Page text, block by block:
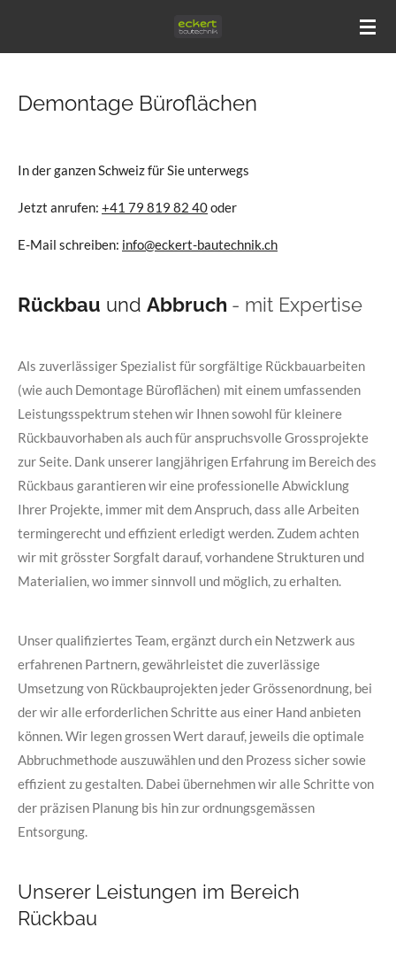
Demontage Büroflächen
In der ganzen Schweiz für Sie unterwegs
Jetzt anrufen: +41 79 819 82 40oder
E-Mail schreiben: info@eckert-bautechnik.ch
Rückbau und Abbruch - mit Expertise
Als zuverlässiger Spezialist für sorgfältige Rückbauarbeiten
(wie auch Demontage Büroflächen) mit einem umfassenden
Leistungsspektrum stehen wir Ihnen sowohl für kleinere
Rückbauvorhaben als auch für anspruchsvolle Grossprojekte
zur Seite. Dank unserer langjährigen Erfahrung im Bereich des
Rückbaus garantieren wir eine professionelle Abwicklung
Ihrer Projekte, immer mit dem Anspruch, dass alle Arbeiten
termingerecht und effizient erledigt werden. Zudem achten
wir mit grösster Sorgfalt darauf, vorhandene Strukturen und
Materialien, wo immer sinnvoll und möglich, zu erhalten.
Unser qualifiziertes Team, ergänzt durch ein Netzwerk aus
erfahrenen Partnern, gewährleistet die zuverlässige
Umsetzung von Rückbauprojekten jeder Grössenordnung, bei
der wir alle erforderlichen Schritte aus einer Hand anbieten
können. Wir legen grossen Wert darauf, jeweils die optimale
Abbruchmethode auszuwählen und den Prozess sicher sowie
effizient zu gestalten. Dabei übernehmen wir alle Schritte von
der präzisen Planung bis hin zur ordnungsgemässen
Entsorgung.
Unserer Leistungen im Bereich
Rückbau